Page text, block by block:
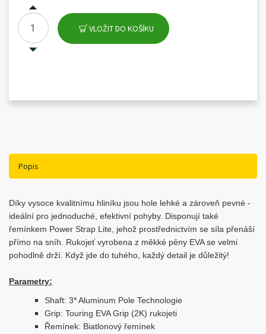
VLOŽIT DO KOŠÍKU
Popis
Díky vysoce kvalitnímu hliníku jsou hole lehké a zároveň pevné -
ideální pro jednoduché, efektivní pohyby. Disponují také
řemínkem Power Strap Lite, jehož prostřednictvím se síla přenáší
přímo na sníh. Rukojeť vyrobena z měkké pěny EVA se velmi
pohodlně drží. Když jde do tuhého, každý detail je důležitý!
Parametry:
Shaft: 3* Aluminum Pole Technologie
Grip: Touring EVA Grip (2K) rukojeti
Řemínek: Biatlonový řemínek